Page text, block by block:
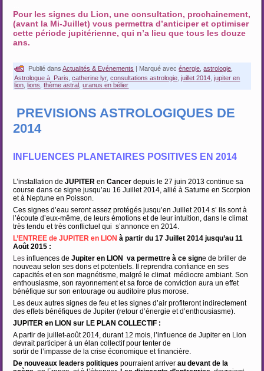
Pour les signes du Lion, une consultation, prochainement,
(avant la Mi-Juillet) vous permettra d’anticiper et optimiser
cette période jupitérienne, qui n’a lieu que tous les douze
ans.
Publié dans Actualités & Evénements Marqué avec énergie ,astrologie
Astrologue à Paris,catherine lyr,consultations astrologie,juillet 2014,jupiter en
lion, lions,thème astral ,uranus en bélier
PREVISIONS ASTROLOGIQUES DE
2014
INFLUENCES PLANETAIRES POSITIVES EN 2014
L’installation deJUPITER enCancer depuis le 27 juin 2013 continue sa
course dans ce signe jusqu’au 16 Juillet 2014, allié à Saturne en Scorpion
et à Neptune en Poisson.
Ces signes d’eau seront assez protégés jusqu’en Juillet 2014 s’ ils sont à
l’écoute d’eux-même, de leurs émotions et de leur intuition, dans le climat
très tendu et très conflictuel qui s’annonce en 2014.
L’ENTREE de JUPITER en LIONà partir du 17 Juillet 2014 jusqu’au 11
Août 2015 :
Lesinfluences deJupiter en LION va permettre à ce signe de briller de
nouveau selon ses dons et potentiels. Il reprendra confiance en ses
capacités et en son magnétisme, malgré le climat médiocre ambiant. Son
enthousiasme, son rayonnement et sa force de conviction aura un effet
bénéfique sur son entourage ou auditoire plus morose.
Les deux autres signes de feu et les signes d’air profiteront indirectement
des effets bénéfiques de Jupiter (retour d’énergie et d’enthousiasme).
JUPITER en LION sur LE PLAN COLLECTIF :
A partir de juillet-août 2014, durant 12 mois, l’influence de Jupiter en Lion
devrait participer à un élan collectif pour tenter de
sortir de l’impasse de la crise économique et financière.
De nouveaux leaders politiquespourraient arriverau devant de la